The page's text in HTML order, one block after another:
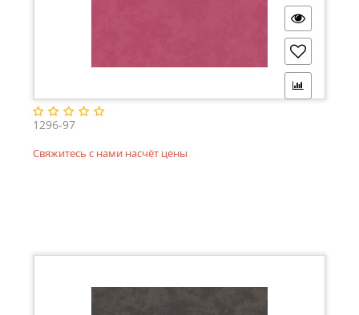
1296-97
Свяжитесь с нами насчёт цены